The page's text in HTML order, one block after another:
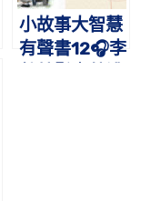
小故事大智慧
有聲書12🎧李